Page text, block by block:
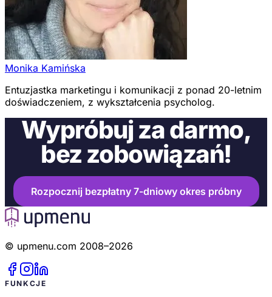
Monika Kamińska
Entuzjastka marketingu i komunikacji z ponad 20-letnim
doświadczeniem, z wykształcenia psycholog.
Wypróbuj za darmo,
bez zobowiązań!
Rozpocznij bezpłatny 7-dniowy okres próbny
© upmenu.com 2008–2026
FUNKCJE